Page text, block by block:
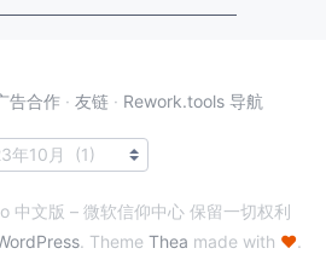
告合作 · 友链 · Rework.tools 导航
文版 – 微软信仰中心 保留一切权利
. Theme Thea made with ♥.